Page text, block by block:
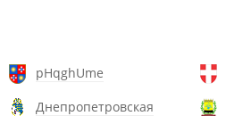
pHqghUme
Днепропетровская